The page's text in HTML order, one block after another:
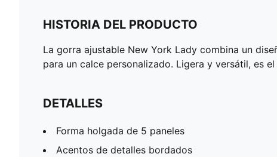
HISTORIA DEL PRODUCTO
La gorra ajustable New York Lady combina un
para un calce personalizado. Ligera y versátil, es
DETALLES
Forma holgada de 5 paneles
Acentos de detalles bordados